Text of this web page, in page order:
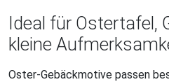
Ideal für Ostertafel,
kleine
Oster-Gebäckmotive passen